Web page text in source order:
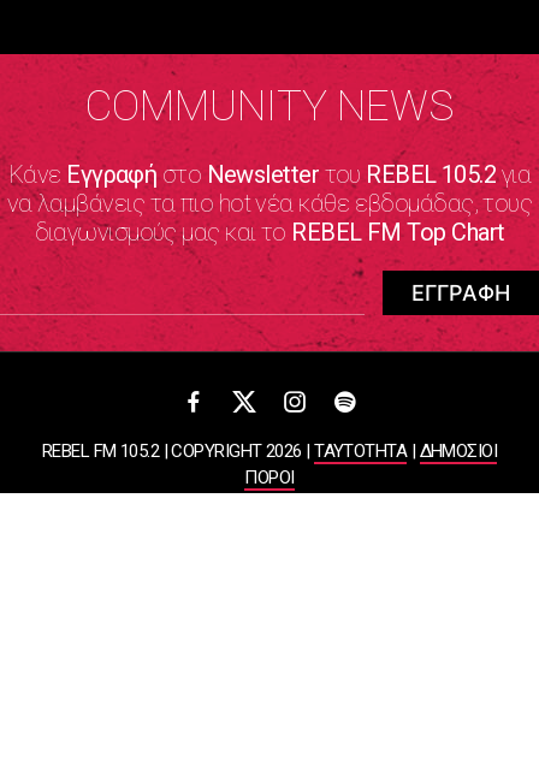
COMMUNITY NEWS
Κάνε Εγγραφήστο NewsletterτουREBEL 105.2για
να λαμβάνεις τα πιο hot νέα κάθε εβδομάδας, τους
διαγωνισμούς μας και το REBEL FM Top Chart
REBEL FM 105.2 | COPYRIGHT 2026 |ΤΑΥΤΟΤΗΤΑ|ΔΗΜΟΣΙΟΙ
ΠΟΡΟΙ